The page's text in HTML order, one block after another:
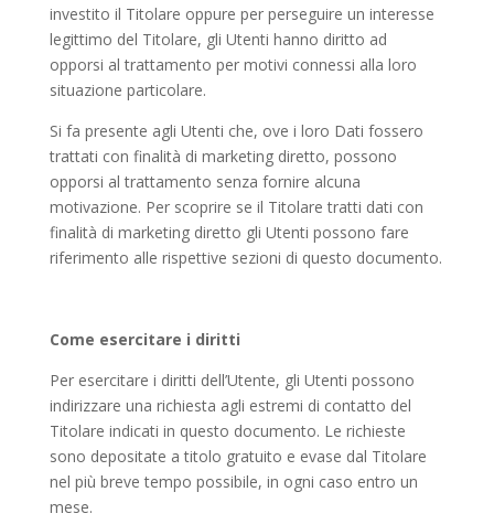
investito il Titolare oppure per perseguire un interesse
legittimo del Titolare, gli Utenti hanno diritto ad
opporsi al trattamento per motivi connessi alla loro
situazione particolare.
Si fa presente agli Utenti che, ove i loro Dati fossero
trattati con finalità di marketing diretto, possono
opporsi al trattamento senza fornire alcuna
motivazione. Per scoprire se il Titolare tratti dati con
finalità di marketing diretto gli Utenti possono fare
riferimento alle rispettive sezioni di questo documento.
Come esercitare i diritti
Per esercitare i diritti dell’Utente, gli Utenti possono
indirizzare una richiesta agli estremi di contatto del
Titolare indicati in questo documento. Le richieste
sono depositate a titolo gratuito e evase dal Titolare
nel più breve tempo possibile, in ogni caso entro un
mese.